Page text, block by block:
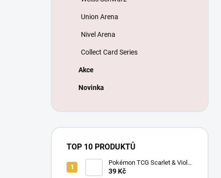
Union Arena
Nivel Arena
Collect Card Series
Akce
Novinka
TOP 10 PRODUKTŮ
Pokémon TCG Scarlet & Violet
Battle Partners Booster –
39 Kč